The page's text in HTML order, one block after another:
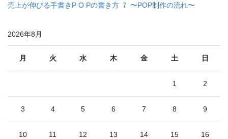
売上が伸びる手書きP O Pの書き方 ７ 〜POP制作の流れ〜
2026年8月
月 火 水 木 金 土 日
1 2
3 4 5 6 7 8 9
10 11 12 13 14 15 16